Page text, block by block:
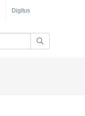
Digitus